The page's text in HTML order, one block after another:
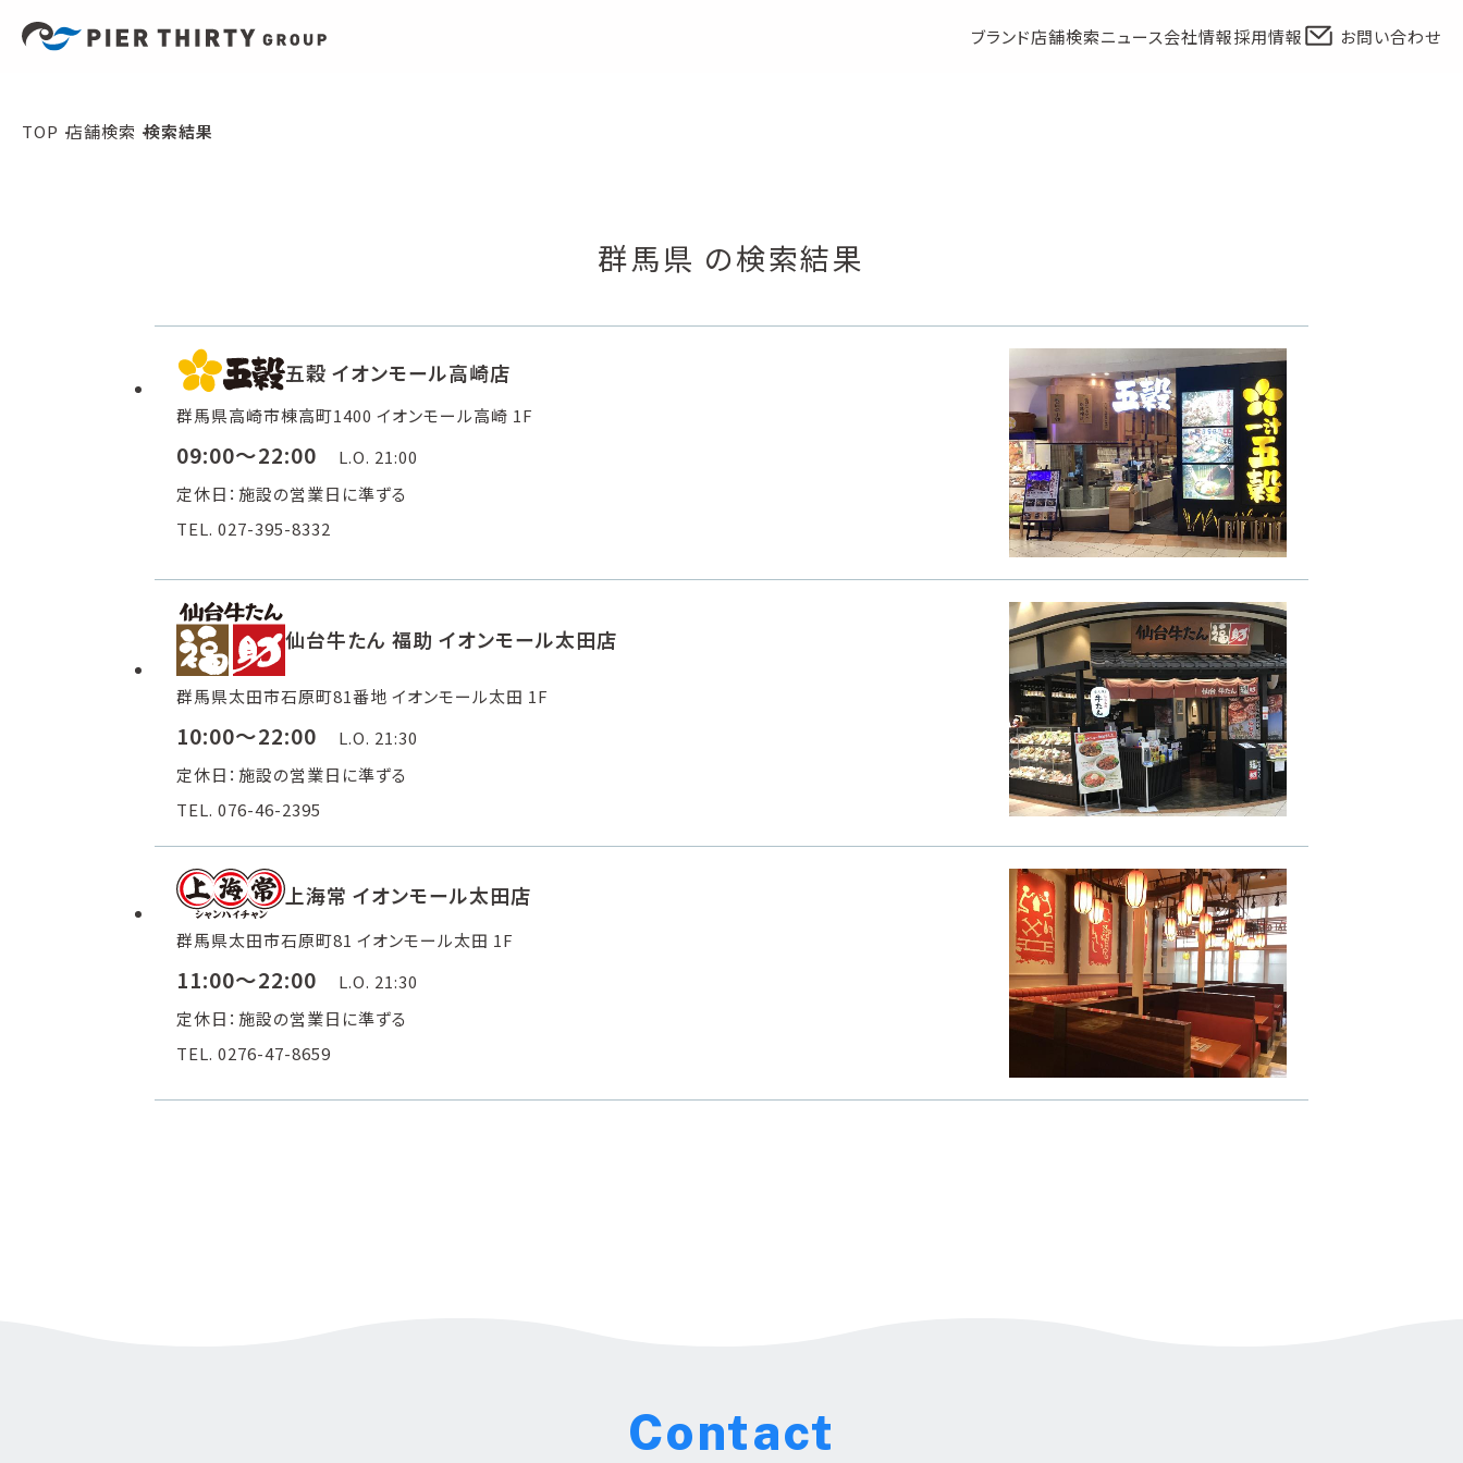
ブランド店舗検索ニュース会社情報採用情報 お問い合わせ
TOP 店舗検索 検索結果
群馬県 の検索結果
五穀 イオンモール高崎店
群馬県高崎市棟高町1400 イオンモール高崎 1F
09:00～22:00
L.O. 21:00
定休日：施設の営業日に準ずる
TEL. 027-395-8332
仙台牛たん 福助 イオンモール太田店
群馬県太田市石原町81番地 イオンモール太田 1F
10:00～22:00
L.O. 21:30
定休日：施設の営業日に準ずる
TEL. 076-46-2395
上海常 イオンモール太田店
群馬県太田市石原町81 イオンモール太田 1F
11:00～22:00
L.O. 21:30
定休日：施設の営業日に準ずる
TEL. 0276-47-8659
Contact